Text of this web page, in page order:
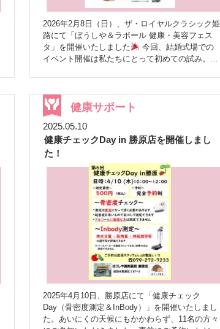
2026年2月8日（日）、ザ・ロイヤルクラシック姫
路にて「ぼうしや＆ラポール 健康・美容フェス
タ」を開催いたしました
イベント開催は私たちにとって初めての試み。特
大寒波…！吹雪のスタート
当日はなんと大寒
波
姫路でも朝から吹雪という、とても珍しいお
天気となりました！ 嬉しい気持ちもありつつ、
「ご来場予定の皆さまは無事に来られるだろうか
」「交通機関は大丈夫だろうか
」と、心配が
尽きない朝となりました
り、午前中は特にご来場が難しい状況に。さらに
選挙とも重なり、来場者数は当初の予想より少な
めとなりました。 それでも、午後には雪も少し
落ち着き、足元の悪い中、たくさんの方が足を運
んでくださいました
ゆったりと過ごせた時
結果的には各ブースとも待ち時間がほとん
どなく、お一人お一人とゆっくり向き合える時間
を持つことができました
健康測定ブースで
は、 ♡InBody測定 ♡血管年齢測定 ♡骨密度測定
♡血糖測定 ♡ベジチェック ♡CogEvo（認知機能
チェック） などを体験していただき、じっくり
とご相談いただく場面も多く見られました
っかりとお話ができたことは、私たちにとっても
大きな喜びです。 ほかにはピンクリボンコーナ
ーやこども調剤体験コーナーも
チラシには載
健康サポート
2025.05.10
健康チェックDay in 勝原店を開催しまし
た！
2025年4月10日、勝原店にて「健康チェック
Day（骨密度測定＆InBody）」を開催いたしまし
た。あいにくの天候にもかかわらず、11名の方々